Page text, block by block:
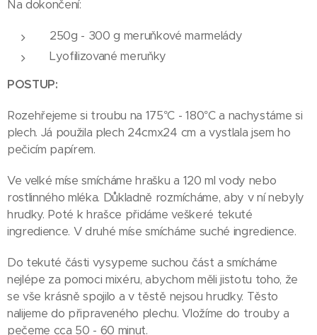
Na dokončení:
250g - 300 g meruňkové marmelády
Lyofilizované meruňky
POSTUP:
Rozehřejeme si troubu na 175°C - 180°C a nachystáme si
plech. Já použila plech 24cmx24 cm a vystlala jsem ho
pečicím papírem.
Ve velké míse smícháme hrašku a 120 ml vody nebo
rostlinného mléka. Důkladně rozmícháme, aby v ní nebyly
hrudky. Poté k hrašce přidáme veškeré tekuté
ingredience. V druhé míse smícháme suché ingredience.
Do tekuté části vysypeme suchou část a smícháme
nejlépe za pomoci mixéru, abychom měli jistotu toho, že
se vše krásně spojilo a v těstě nejsou hrudky. Těsto
nalijeme do připraveného plechu. Vložíme do trouby a
pečeme cca 50 - 60 minut.